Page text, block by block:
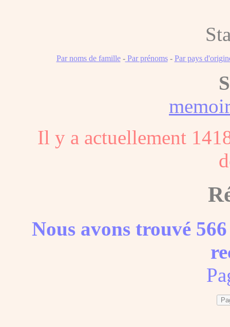
Par noms de famille-Par prénoms- Par pays
Il y a actuellement
Nous avons trouvé